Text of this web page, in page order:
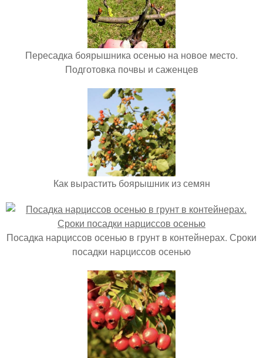
Пересадка боярышника осенью на новое место.
Подготовка почвы и саженцев
Как вырастить боярышник из семян
Посадка нарциссов осенью в грунт в контейнерах. Сроки
посадки нарциссов осенью